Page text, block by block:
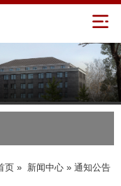
页 » 新闻中心 » 通知公告